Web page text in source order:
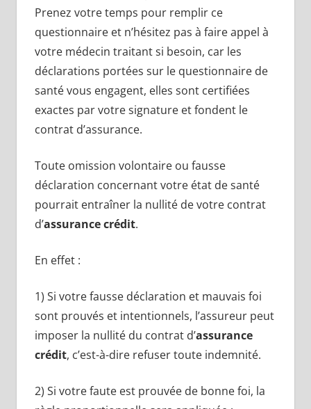
Prenez votre temps pour remplir ce
questionnaire et n’hésitez pas à faire appel à
votre médecin traitant si besoin, car les
déclarations portées sur le questionnaire de
santé vous engagent, elles sont certifiées
exactes par votre signature et fondent le
contrat d’assurance.
Toute omission volontaire ou fausse
déclaration concernant votre état de santé
pourrait entraîner la nullité de votre contrat
d’assurance crédit.
En effet :
1) Si votre fausse déclaration et mauvais foi
sont prouvés et intentionnels, l’assureur peut
imposer la nullité du contrat d’assurance
crédit, c’est-à-dire refuser toute indemnité.
2) Si votre faute est prouvée de bonne foi, la